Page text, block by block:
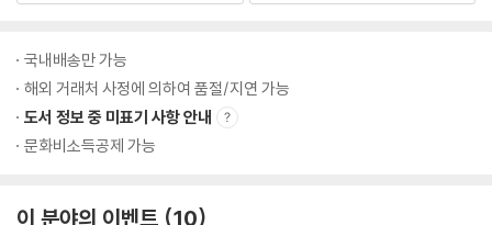
국내배송만 가능
해외 거래처 사정에 의하여 품절/지연 가능
도서 정보 중 미표기 사항 안내
문화비소득공제 가능
이 분야의 이벤트 10